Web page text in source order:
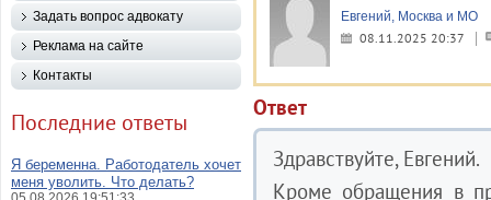
Евгений, Москва и МО
08.11.2025 20:37
Ответ
Здравствуйте, Евгений.
Кроме обращения в
Задать вопрос адвокату
Реклама на сайте
Контакты
Последние ответы
Я беременна. Работодатель хочет
меня уволить. Что делать?